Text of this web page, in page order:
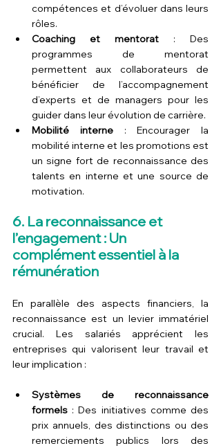
compétences et d’évoluer dans leurs
rôles.
Coaching et mentorat : Des
programmes de mentorat
permettent aux collaborateurs de
bénéficier de l’accompagnement
d’experts et de managers pour les
guider dans leur évolution de carrière.
Mobilité interne : Encourager la
mobilité interne et les promotions est
un signe fort de reconnaissance des
talents en interne et une source de
motivation.
6. La reconnaissance et
l’engagement : Un
complément essentiel à la
rémunération
En parallèle des aspects financiers, la
reconnaissance est un levier immatériel
crucial. Les salariés apprécient les
entreprises qui valorisent leur travail et
leur implication :
Systèmes de reconnaissance
formels : Des initiatives comme des
prix annuels, des distinctions ou des
remerciements publics lors des